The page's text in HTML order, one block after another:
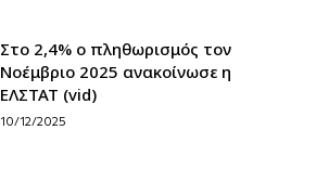
Στο 2,4% ο πληθωρισμός τον
Νοέμβριο 2025 ανακοίνωσε η
ΕΛΣΤΑΤ (vid)
10/12/2025